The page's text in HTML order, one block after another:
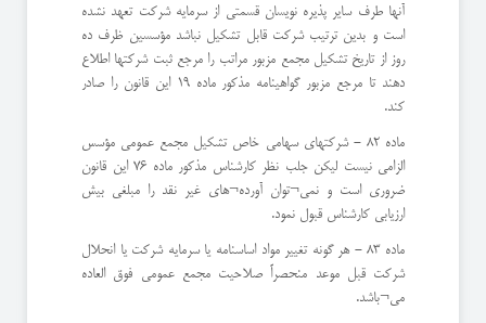
آنها طرف سایر پذیره نویسان قسمتی از سرمایه شرکت تعهد نشده
است و بدین ترتیب شرکت قابل تشکیل نباشد مؤسسين ظرف ده
روز از تاریخ تشکیل مجمع مزبور مراتب را مرجع ثبت شرکتها اطلاع
دهند تا مرجع مزبور گواهینامه مذکور ماده 19 این قانون را صادر
کند.
ماده 82 - شرکتهای سهامی خاص تشکیل مجمع عمومی مؤسس
الزامی نیست لیکن جلب نظر کارشناس مذکور ماده 76 این قانون
ضروری است و نمی¬توان آورده¬های غیر نقد را مبلغی بیش
ارزیابی کارشناس قبول نمود.
ماده 83 - هر گونه تغییر مواد اساسنامه یا سرمایه شرکت یا انحلال
شرکت قبل موعد منحصراً صلاحیت مجمع عمومی فوق العاده
می¬باشد.